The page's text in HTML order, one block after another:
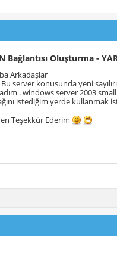
Bağlantısı Oluşturma -
Arkadaşlar
server konusunda yeni
. windows server 2003
istediğim yerde kullanmak
Teşekkür Ederim